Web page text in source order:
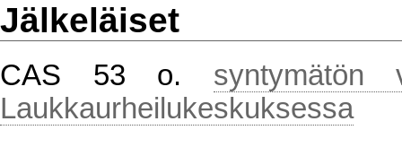
Jälkeläiset
CAS 53 o. syntymätön
Laukkaurheilukeskuksessa